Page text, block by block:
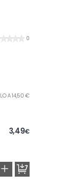
0
A 14,50 €
3,49€
+